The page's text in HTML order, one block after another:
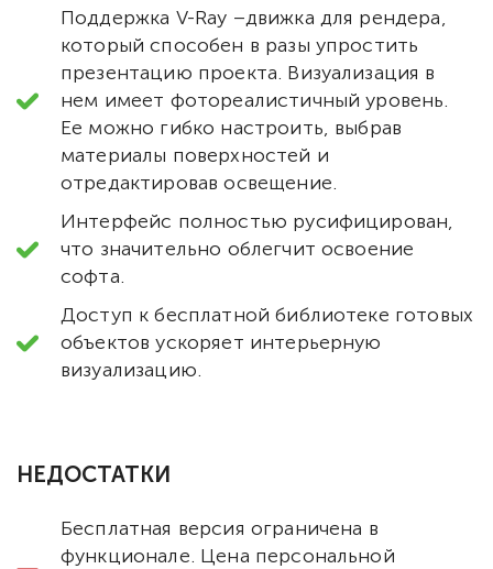
Поддержка V-Ray –движка для рендера,
который способен в разы упростить
презентацию проекта. Визуализация в
нем имеет фотореалистичный уровень.
Ее можно гибко настроить, выбрав
материалы поверхностей и
отредактировав освещение.
Интерфейс полностью русифицирован,
что значительно облегчит освоение
софта.
Доступ к бесплатной библиотеке готовых
объектов ускоряет интерьерную
визуализацию.
НЕДОСТАТКИ
Бесплатная версия ограничена в
функционале. Цена персональной